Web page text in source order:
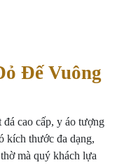
Đế Vuông
cao cấp, y áo tượng
kích thước đa dạng,
mà quý khách lựa